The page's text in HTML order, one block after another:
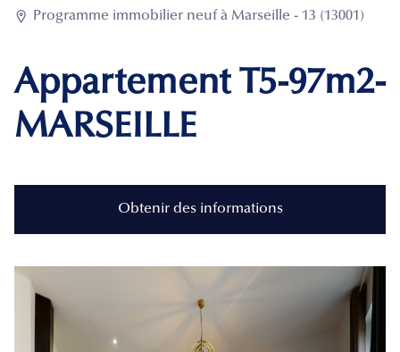
 Programme immobilier neuf à Marseille - 13 (13001)
Appartement T5-97m2-
MARSEILLE
Obtenir des informations